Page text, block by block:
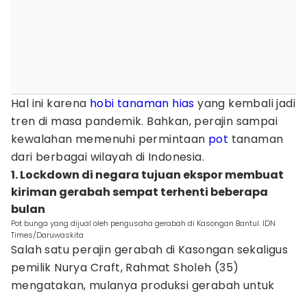
Hal ini karena hobi tanaman hias yang kembali jadi
tren di masa pandemik. Bahkan, perajin sampai
kewalahan memenuhi permintaan pot tanaman
dari berbagai wilayah di Indonesia.
1. Lockdown di negara tujuan ekspor membuat
kiriman gerabah sempat terhenti beberapa
bulan
Pot bunga yang dijual oleh pengusaha gerabah di Kasongan Bantul. IDN
Times/Daruwaskita
Salah satu perajin gerabah di Kasongan sekaligus
pemilik Nurya Craft, Rahmat Sholeh (35)
mengatakan, mulanya produksi gerabah untuk